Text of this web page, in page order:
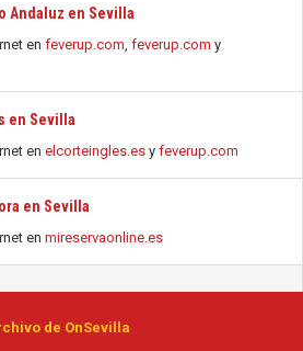
Andaluz en Sevilla
en feverup.com, feverup.com y
en Sevilla
en elcorteingles.es y feverup.com
en Sevilla
en mireservaonline.es
de OnSevilla